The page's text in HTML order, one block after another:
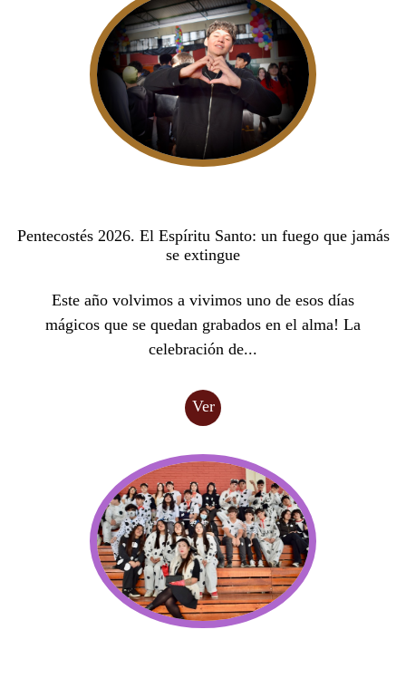
Pentecostés 2026. El Espíritu Santo: un fuego que jamás
se extingue
Este año volvimos a vivimos uno de esos días
mágicos que se quedan grabados en el alma! La
celebración de...
Ver